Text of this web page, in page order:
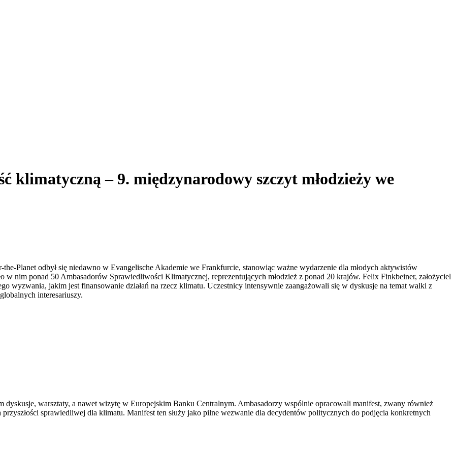
klimatyczną – 9. międzynarodowy szczyt młodzieży we
Planet odbył się niedawno w Evangelische Akademie we Frankfurcie, stanowiąc ważne wydarzenie dla młodych aktywistów
w nim ponad 50 Ambasadorów Sprawiedliwości Klimatycznej, reprezentujących młodzież z ponad 20 krajów. Felix Finkbeiner, założyciel
wyzwania, jakim jest finansowanie działań na rzecz klimatu. Uczestnicy intensywnie zaangażowali się w dyskusje na temat walki z
interesariuszy.
dyskusje, warsztaty, a nawet wizytę w Europejskim Banku Centralnym. Ambasadorzy wspólnie opracowali manifest, zwany również
sprawiedliwej dla klimatu. Manifest ten służy jako pilne wezwanie dla decydentów politycznych do podjęcia konkretnych